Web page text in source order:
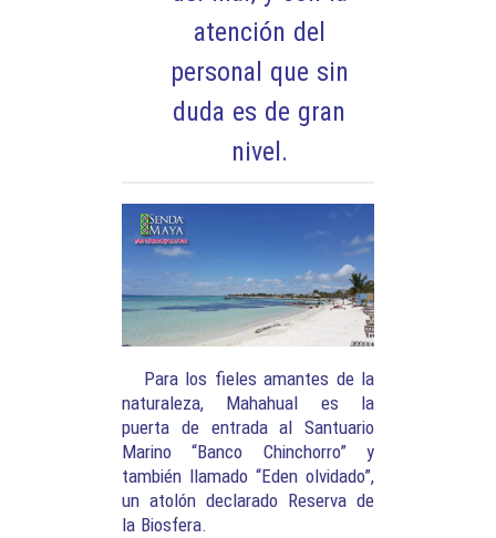
atención del
personal que sin
duda es de gran
nivel.
Para los fieles amantes de la
naturaleza, Mahahual es la
puerta de entrada al Santuario
Marino “Banco Chinchorro” y
también llamado “Eden olvidado”,
un atolón declarado Reserva de
la Biosfera.